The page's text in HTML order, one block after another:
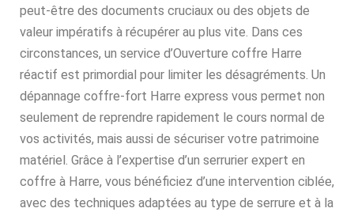
peut-être des documents cruciaux ou des objets de
valeur impératifs à récupérer au plus vite. Dans ces
circonstances, un service d’Ouverture coffre Harre
réactif est primordial pour limiter les désagréments. Un
dépannage coffre-fort Harre express vous permet non
seulement de reprendre rapidement le cours normal de
vos activités, mais aussi de sécuriser votre patrimoine
matériel. Grâce à l’expertise d’un serrurier expert en
coffre à Harre, vous bénéficiez d’une intervention ciblée,
avec des techniques adaptées au type de serrure et à la